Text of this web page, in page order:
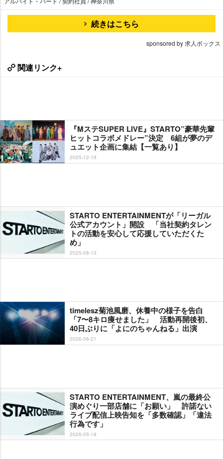
続きはこちら
sponsored by 求人ボックス
関連リンク+
『MステSUPER LIVE』STARTO”豪華先輩
ヒットコラボメドレー”決定 6組が夢のデ
ュエット企画に集結【一覧あり】
2025-12-19
STARTO ENTERTAINMENTが「リーガル
公式アカウント」開設 「当社契約タレン
トの活動を安心して応援していただくた
め」
2025-08-13
timelesz菊池風磨、休養中の様子を告白
「7〜8キロ痩せました」 活動再開後初、
40日ぶりに「よにのちゃんねる」出演
2026-06-21
STARTO ENTERTAINMENT、嵐の最終公
演めぐり一部店舗に「お願い」 許諾ない
ライブ配信上映告知を「多数確認」「違法
行為です」
2026-05-18